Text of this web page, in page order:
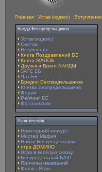
Главная · Устав (кодекс) · Вступление
Банда Беспредельщиков
Устав (кодекс)
Состав
Вступление
Книга Поздравлений ББ
Книга ЖАЛОБ
Друзья и Враги БАНДЫ
ЗАГС ББ
Чат ББ
Бредни Беспредельщиков
Клятва Беспредельщиков
Форум
Рейтинг ББ
Фотоальбом
Развлечения
Новогодний конкурс
Мистер Мафия
Найти Беспредельщика
игра ДОМИНО
Игра в весёлую сказку
Беспредельный БАШ
Причины наказаний
Флеш - Игры